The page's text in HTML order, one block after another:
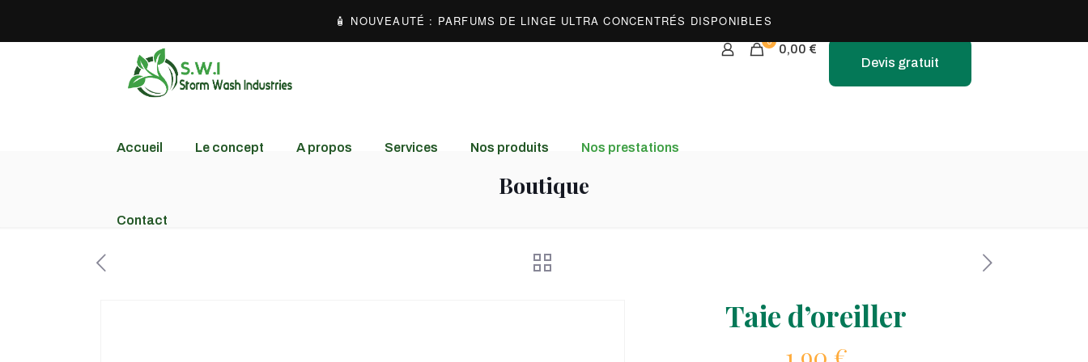
Accueil Le concept A propos Services Nos produits Nos prestations
Contact
0
0,00 €
Devis gratuit
Boutique
Taie d’oreiller